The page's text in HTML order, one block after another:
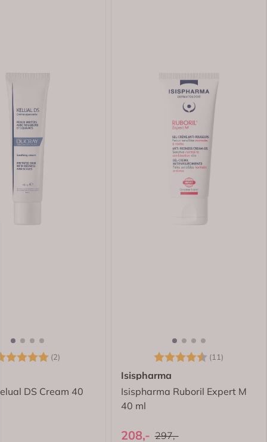
Karakter: (2)
DS Cream 40
Karakter: (11)
Isispharma
Isispharma Ruboril Expert M
40 ml
208,- 297,-